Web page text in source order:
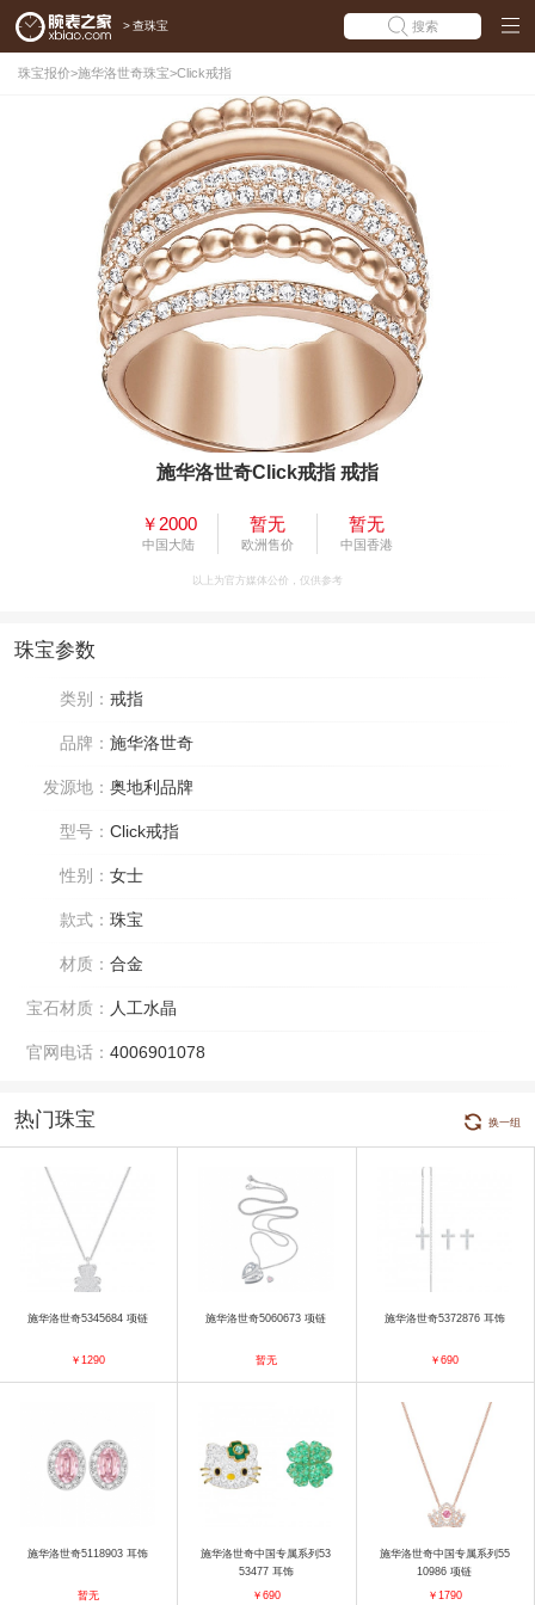
> 查珠宝 搜索
珠宝报价>施华洛世奇珠宝>Click戒指
施华洛世奇Click戒指 戒指
￥2000
中国大陆
暂无
欧洲售价
暂无
中国香港
以上为官方媒体公价，仅供参考
珠宝参数
类别： 戒指
品牌： 施华洛世奇
发源地： 奥地利品牌
型号： Click戒指
性别： 女士
款式： 珠宝
材质： 合金
宝石材质： 人工水晶
官网电话： 4006901078
热门珠宝 换一组
施华洛世奇5345684 项链
￥1290
施华洛世奇5060673 项链
暂无
施华洛世奇5372876 耳饰
￥690
施华洛世奇5118903 耳饰
暂无
施华洛世奇中国专属系列53
53477 耳饰
￥690
施华洛世奇中国专属系列55
10986 项链
￥1790